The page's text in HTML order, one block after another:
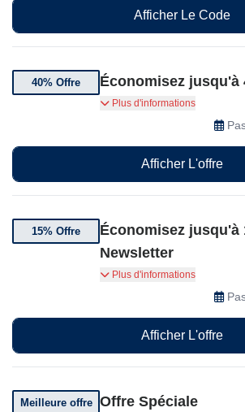
Afficher Le Code
40% Offre Économisez jusqu'à
Jusqu'à 40% de réduction
Plus d'informations
Afficher L'offre
15% Offre
Économisez jusqu'à
Newsletter
Bénéficiez de 15% de
Plus d'informations
Afficher L'offre
Meilleure offre Offre Spéciale